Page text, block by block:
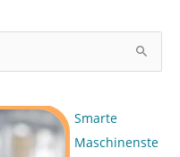
Smarte
Maschinenste